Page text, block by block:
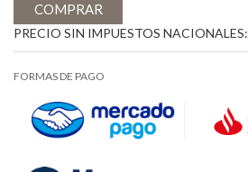
COMPRAR
PRECIO SIN IMPUESTOS NACIONALES:
FORMAS DE PAGO